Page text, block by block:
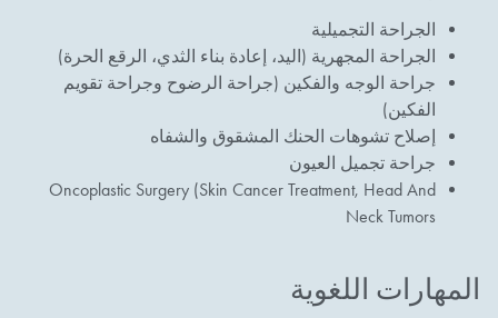
الجراحة التجميلية
الجراحة المجهرية (اليد، إعادة بناء الثدي، الرقع الحرة)
جراحة الوجه والفكين (جراحة الرضوح وجراحة تقويم
الفكين)
إصلاح تشوهات الحنك المشقوق والشفاه
جراحة تجميل العيون
Oncoplastic Surgery (Skin Cancer Treatment, Head And
Neck Tumors
المهارات اللغوية